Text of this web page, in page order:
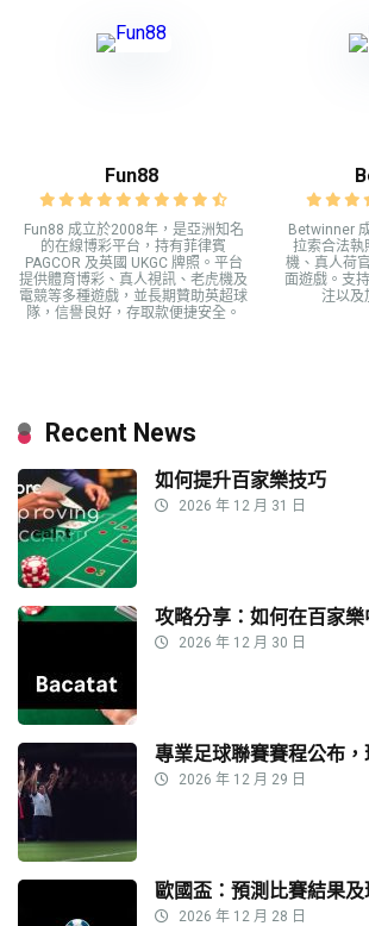
Fun88
Fun88 成立於2008年，是亞洲知名
的在線博彩平台，持有菲律賓
PAGCOR 及英國 UKGC 牌照。平台
提供體育博彩、真人視訊、老虎機及
電競等多種遊戲，並長期贊助英超球
隊，信譽良好，存取款便捷安全。
Betwinner
拉索合法執
機、真人荷
面遊戲。支
注以及
Recent News
如何提升百家樂技巧
2026 年 12 月 31 日
攻略分享：如何在百家樂
2026 年 12 月 30 日
專業足球聯賽賽程公布，
2026 年 12 月 29 日
歐國盃：預測比賽結果
2026 年 12 月 28 日